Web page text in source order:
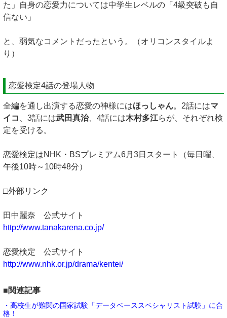
た」自身の恋愛力については中学生レベルの「4級突破も自
信ない」
と、弱気なコメントだったという。（オリコンスタイルよ
り）
恋愛検定4話の登場人物
全編を通し出演する恋愛の神様にはほっしゃん。2話にはマ
イコ
、3話には武田真治、4話には木村多江らが、それぞれ検
定を受ける。
恋愛検定はNHK・BSプレミアム6月3日スタート（毎日曜、
午後10時～10時48分）
□外部リンク
田中麗奈 公式サイト
http://www.tanakarena.co.jp/
恋愛検定 公式サイト
http://www.nhk.or.jp/drama/kentei/
■関連記事
・高校生が難関の国家試験「データベーススペシャリスト試験」に合
格！